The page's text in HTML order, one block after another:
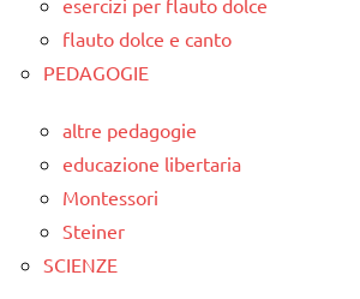
flauto dolce e canto
PEDAGOGIE
altre pedagogie
educazione libertaria
Montessori
Steiner
SCIENZE